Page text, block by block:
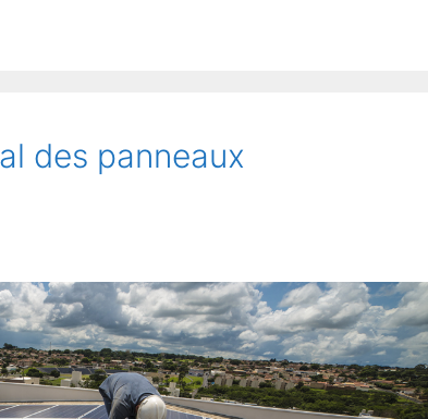
des panneaux